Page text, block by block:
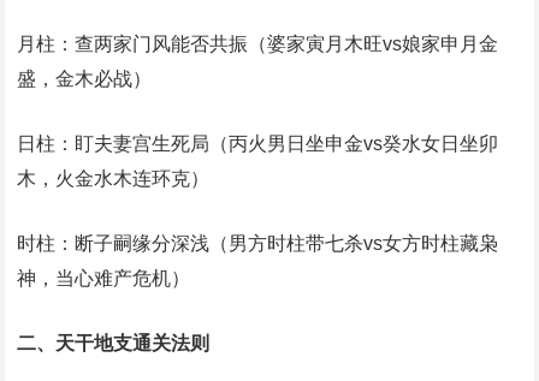
月柱：查两家门风能否共振（婆家寅月木旺vs娘家申月金
盛，金木必战）
日柱：盯夫妻宫生死局（丙火男日坐申金vs癸水女日坐卯
木，火金水木连环克）
时柱：断子嗣缘分深浅（男方时柱带七杀vs女方时柱藏枭
神，当心难产危机）
二、天干地支通关法则